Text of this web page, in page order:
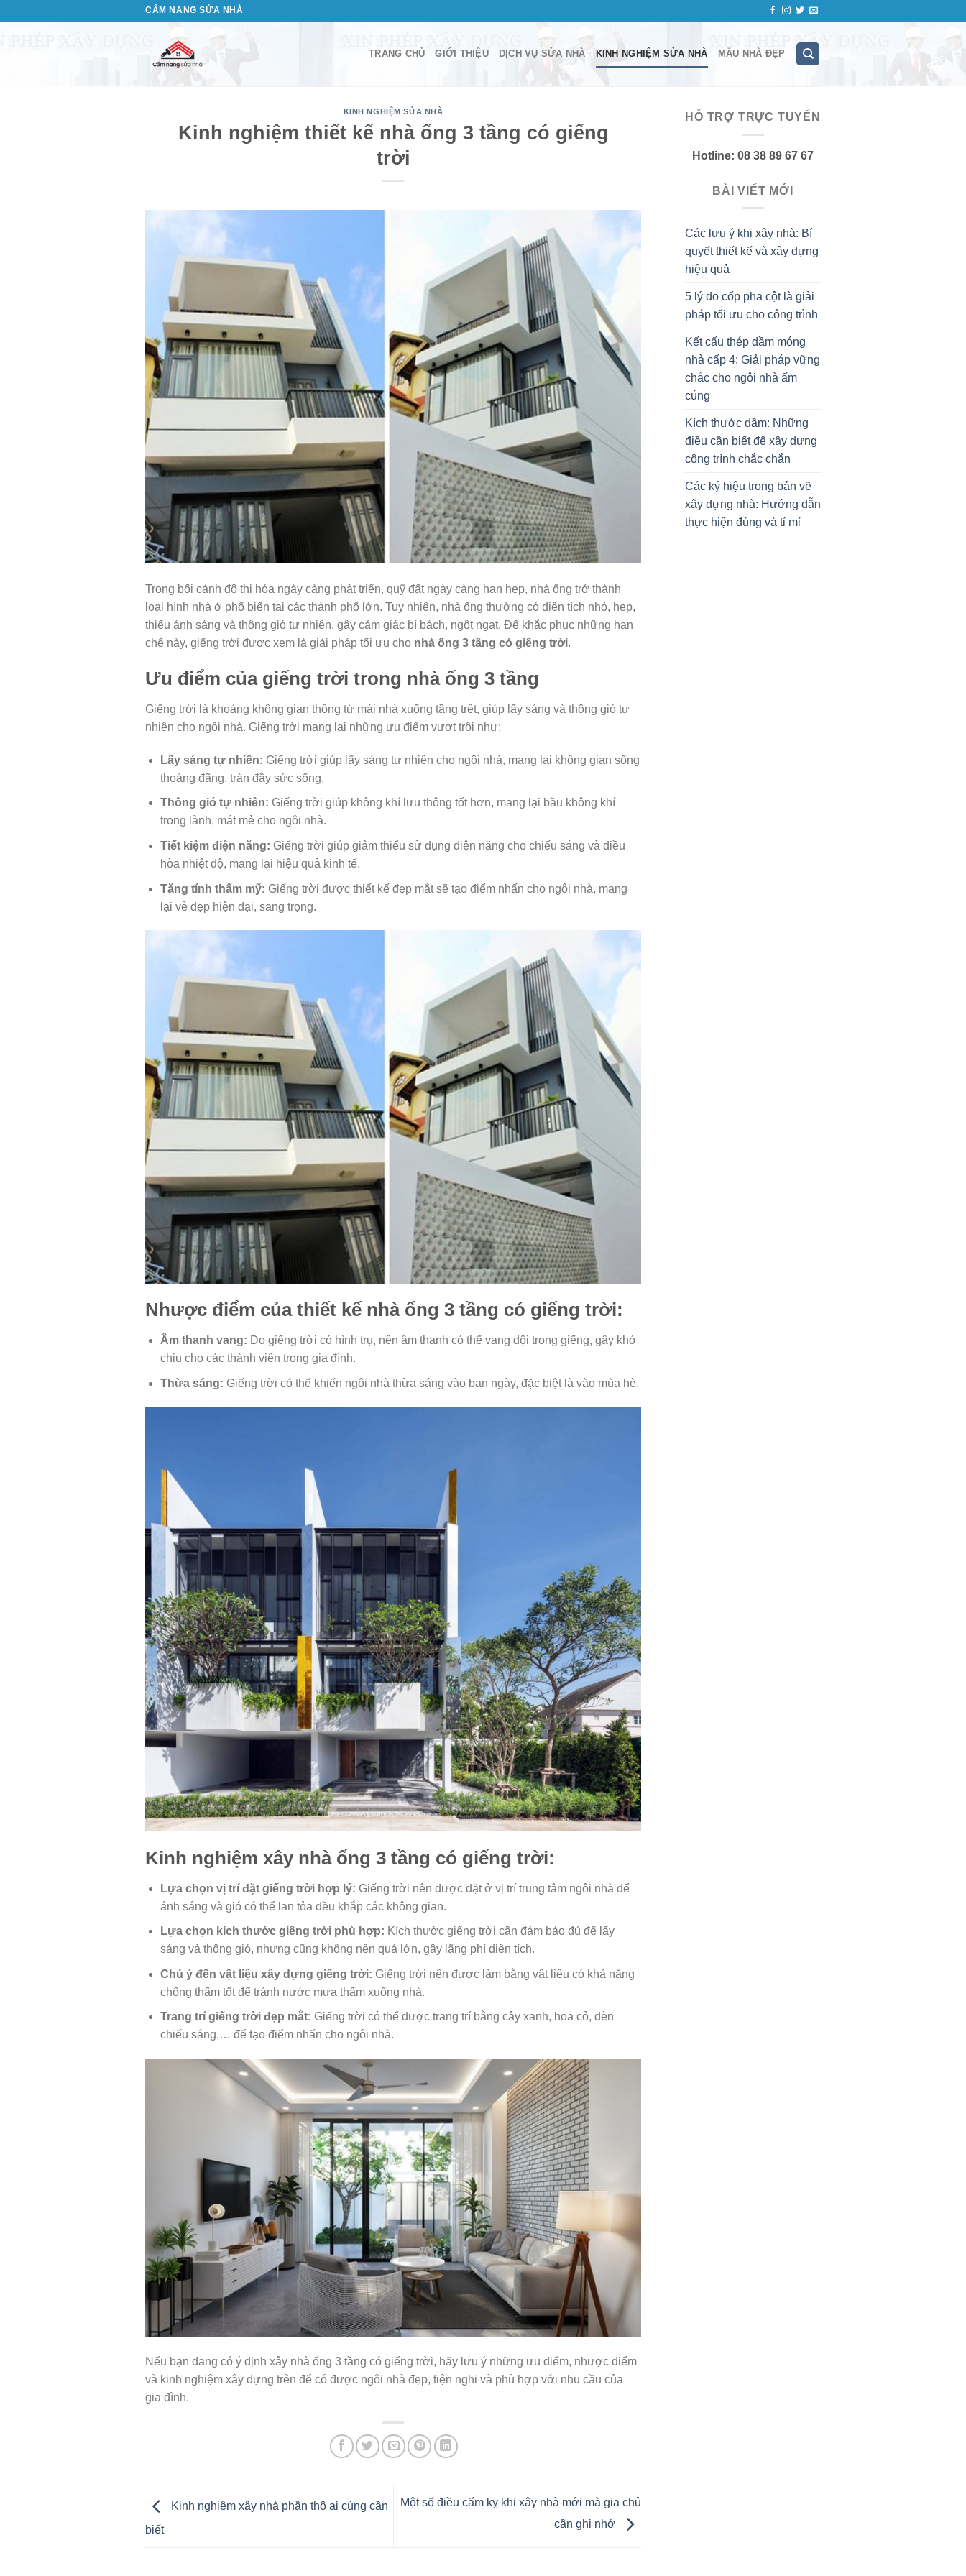
CẨM NANG SỬA NHÀ
TRANG CHỦ GIỚI THIỆU DỊCH VỤ SỬA NHÀ KINH NGHIỆM SỬA NHÀ MẪU NHÀ ĐẸP
KINH NGHIỆM SỬA NHÀ
Kinh nghiệm thiết kế nhà ống 3 tầng có giếng
trời
Trong bối cảnh đô thị hóa ngày càng phát triển, quỹ đất ngày càng hạn hẹp, nhà ống trở thành
loại hình nhà ở phổ biến tại các thành phố lớn. Tuy nhiên, nhà ống thường có diện tích nhỏ, hẹp,
thiếu ánh sáng và thông gió tự nhiên, gây cảm giác bí bách, ngột ngạt. Để khắc phục những hạn
chế này, giếng trời được xem là giải pháp tối ưu cho nhà ống 3 tầng có giếng trời.
Ưu điểm của giếng trời trong nhà ống 3 tầng
Giếng trời là khoảng không gian thông từ mái nhà xuống tầng trệt, giúp lấy sáng và thông gió tự
nhiên cho ngôi nhà. Giếng trời mang lại những ưu điểm vượt trội như:
Lấy sáng tự nhiên: Giếng trời giúp lấy sáng tự nhiên cho ngôi nhà, mang lại không gian sống
thoáng đãng, tràn đầy sức sống.
Thông gió tự nhiên: Giếng trời giúp không khí lưu thông tốt hơn, mang lại bầu không khí
trong lành, mát mẻ cho ngôi nhà.
Tiết kiệm điện năng: Giếng trời giúp giảm thiểu sử dụng điện năng cho chiếu sáng và điều
hòa nhiệt độ, mang lại hiệu quả kinh tế.
Tăng tính thẩm mỹ: Giếng trời được thiết kế đẹp mắt sẽ tạo điểm nhấn cho ngôi nhà, mang
lại vẻ đẹp hiện đại, sang trọng.
Nhược điểm của thiết kế nhà ống 3 tầng có giếng trời:
Âm thanh vang: Do giếng trời có hình trụ, nên âm thanh có thể vang dội trong giếng, gây khó
chịu cho các thành viên trong gia đình.
Thừa sáng: Giếng trời có thể khiến ngôi nhà thừa sáng vào ban ngày, đặc biệt là vào mùa hè.
Kinh nghiệm xây nhà ống 3 tầng có giếng trời:
Lựa chọn vị trí đặt giếng trời hợp lý: Giếng trời nên được đặt ở vị trí trung tâm ngôi nhà để
ánh sáng và gió có thể lan tỏa đều khắp các không gian.
Lựa chọn kích thước giếng trời phù hợp: Kích thước giếng trời cần đảm bảo đủ để lấy
sáng và thông gió, nhưng cũng không nên quá lớn, gây lãng phí diện tích.
Chú ý đến vật liệu xây dựng giếng trời: Giếng trời nên được làm bằng vật liệu có khả năng
chống thấm tốt để tránh nước mưa thấm xuống nhà.
Trang trí giếng trời đẹp mắt: Giếng trời có thể được trang trí bằng cây xanh, hoa cỏ, đèn
chiếu sáng,… để tạo điểm nhấn cho ngôi nhà.
Nếu bạn đang có ý định xây nhà ống 3 tầng có giếng trời, hãy lưu ý những ưu điểm, nhược điểm
và kinh nghiệm xây dựng trên để có được ngôi nhà đẹp, tiện nghi và phù hợp với nhu cầu của
gia đình.
Kinh nghiệm xây nhà phần thô ai cùng cần
biết
Một số điều cấm kỵ khi xây nhà mới mà gia chủ
cần ghi nhớ
HỖ TRỢ TRỰC TUYẾN
Hotline: 08 38 89 67 67
BÀI VIẾT MỚI
Các lưu ý khi xây nhà: Bí
quyết thiết kế và xây dựng
hiệu quả
5 lý do cốp pha cột là giải
pháp tối ưu cho công trình
Kết cấu thép dầm móng
nhà cấp 4: Giải pháp vững
chắc cho ngôi nhà ấm
cúng
Kích thước dầm: Những
điều cần biết để xây dựng
công trình chắc chắn
Các ký hiệu trong bản vẽ
xây dựng nhà: Hướng dẫn
thực hiện đúng và tỉ mỉ